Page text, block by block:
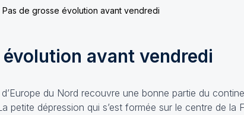
Pas de grosse évolution avant vendredi
avant vendredi
du Nord recouvre une bonne partie du
petite dépression qui s’est formée sur le centre de la